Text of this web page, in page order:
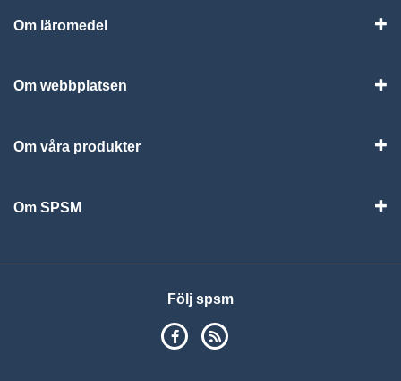
Om läromedel
Om webbplatsen
Om våra produkter
Om SPSM
Följ spsm
SPSM på Facebook